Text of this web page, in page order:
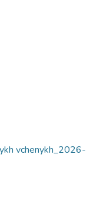
vchenykh_2026-